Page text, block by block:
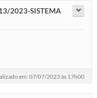
2023-SISTEMA
em: 07/07/2023 às 17h00